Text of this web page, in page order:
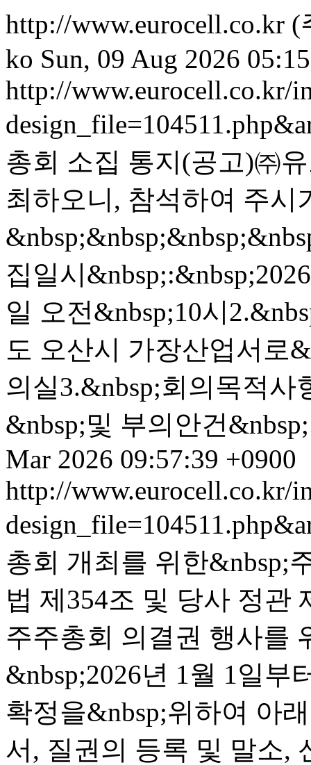
http://www.eurocell.co.kr (
ko Sun, 09 Aug 2026
http://www.eurocell.co.kr/
총회 소집 통지(공고)㈜
최하오니, 참석하여 주시
집일시
일 오전&nbsp;10시
도 오산시 가장산업서로
의실3.&nbsp;회의목적사
&nbsp;및 부의안건
Mar 2026 09:57:39 +0900
http://www.eurocell.co.kr/
총회 개최를 위한&nbsp;
법 제354조 및 당사 정관
주주총회 의결권 행사를
&nbsp;2026년 1월 1일부
확정을&nbsp;위하여 아
서, 질권의 등록 및 말소,